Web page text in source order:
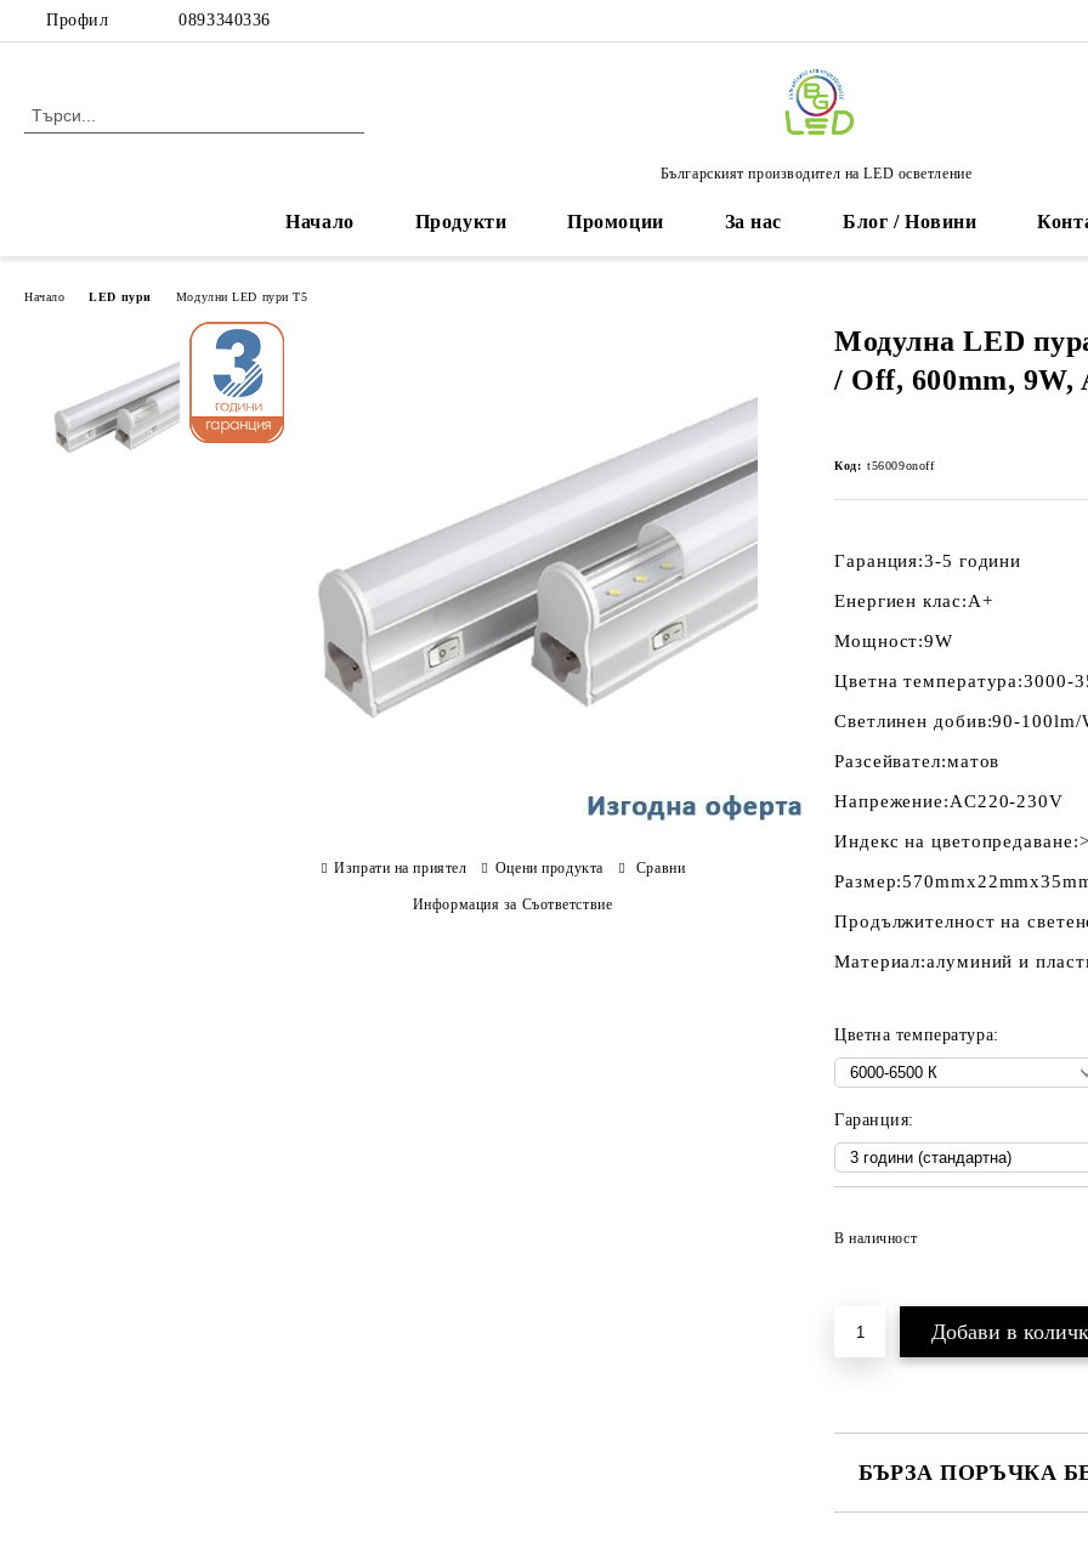
Профил 0893340336
Българският производител на LED осветление
Начало Продукти Промоции За нас Блог / Новини
Начало LED пури Модулни LED пури T5
Модулна LED
/ Off, 600mm, 9W,
Код: t56009onoff
Гаранция:3-5 години
Енергиен клас:А+
Мощност:9W
Цветна температура:3000-
Светлинен добив:90-100lm/
Разсейвател:матов
Напрежение:AC220-230V
Индекс на цветопредаване:
Размер:
Продължителност на
Материал:алуминий и
Цветна температура:
Гаранция:
В наличност
БЪРЗА ПОРЪЧКА
Изпрати на приятел Оцени продукта Сравни
Информация за Съответствие